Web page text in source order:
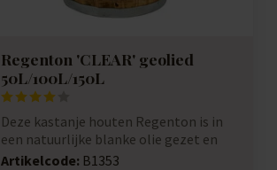
Regenton 'CLEAR' geolied
50L/100L/150L
Deze kastanje houten Regenton is in
een natuurlijke blanke olie gezet en
past pe...
Artikelcode: B1353